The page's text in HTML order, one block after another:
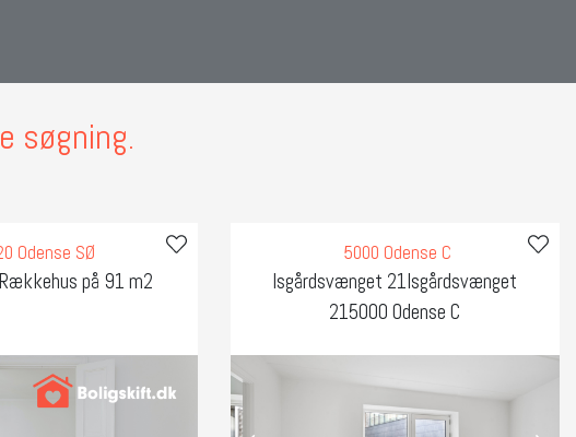
søgning.
Odense SØ
på 91 m2
5000 Odense C
Isgårdsvænget 21Isgårdsvænget
215000 Odense C